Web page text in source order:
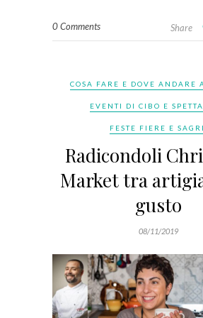
0 Comments Share
COSA FARE E DOVE ANDARE
EVENTI DI CIBO E
FESTE FIERE E
Radicondoli
Market tra
gusto
08/11/2019